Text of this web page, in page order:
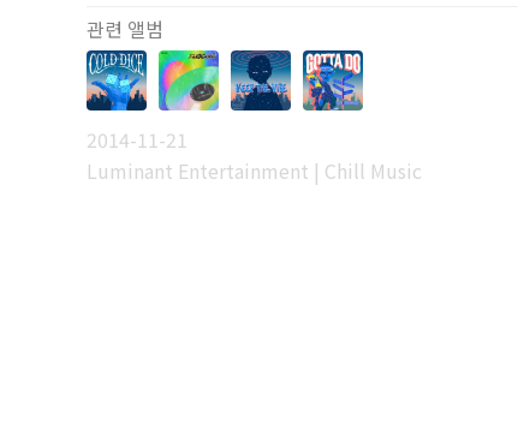
관련 앨범
2014-11-21
Luminant Entertainment | Chill Music